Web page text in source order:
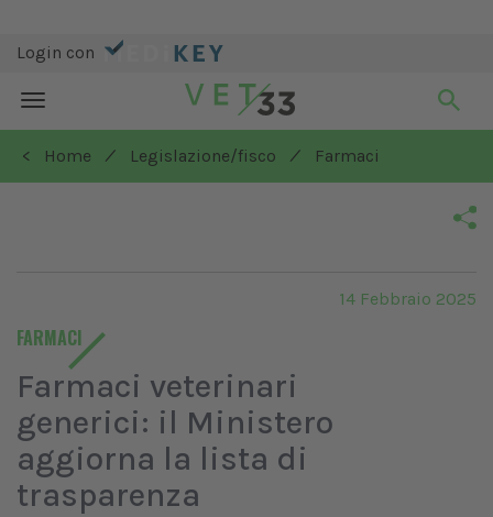
Login con
Toggle
navigation
< Home
/ Legislazione/fisco / Farmaci
FARMACI
14 Febbraio 2025
Farmaci veterinari
generici: il Ministero
aggiorna la lista di
trasparenza